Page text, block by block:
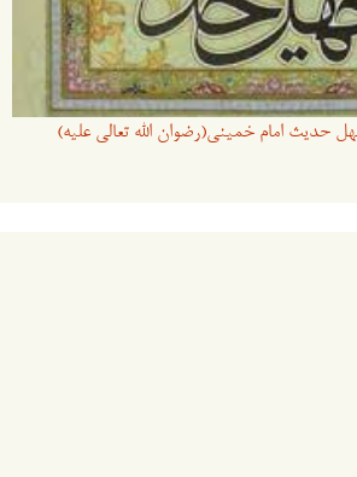
حدیث امام خمینی(رضوان الله تعالی علیه)